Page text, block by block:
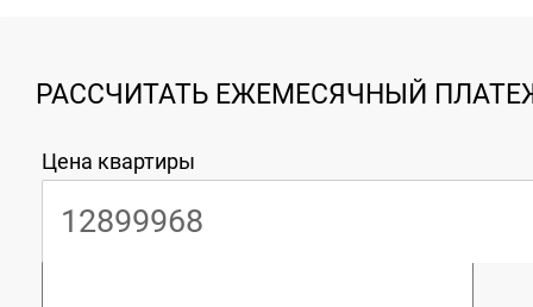
РАССЧИТАТЬ ЕЖЕМЕСЯЧНЫЙ
Цена квартиры